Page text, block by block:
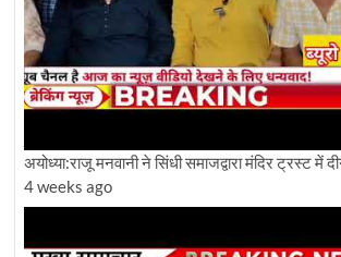
अयोध्या:राजू मनवानी ने सिंधी समाजद्वारा मंदिर ट्रस्ट में
4 weeks ago